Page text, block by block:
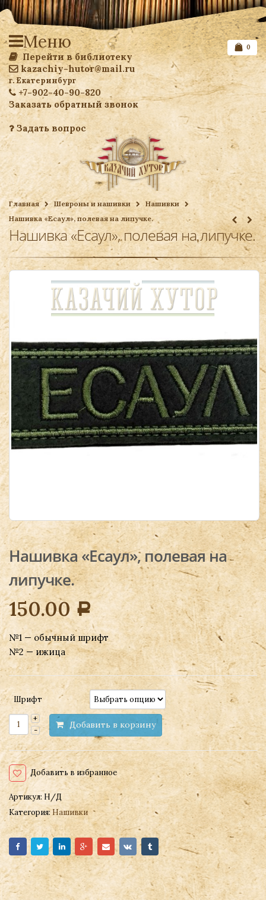
Перейти в библиотеку
kazachiy-hutor@mail.ru
г. Екатеринбург
+7-902-40-90-820
Заказать обратный звонок
Задать вопрос
Список желаемого
Ваша корзина
0
Меню
Главная Шевроны и нашивки
Нашивки
Нашивка «Есаул», полевая на липучке.
Нашивка «Есаул», полевая на липучке.
Нашивка «Есаул», полевая на
липучке.
150.00Р
№1 — обычный шрифт
№2 — ижица
Шрифт
Добавить в корзину
Добавить в избранное
Артикул: Н/Д
Категория:Нашивки